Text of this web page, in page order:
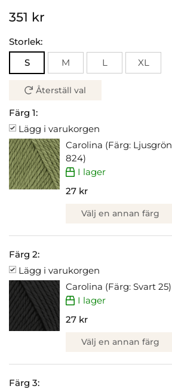
351 kr
Storlek:
S
M L XL
Återställ val
Färg 1:
Lägg i varukorgen
Carolina (Färg: Ljusgrön
824)
I lager
27 kr
Välj en annan färg
Färg 2:
Lägg i varukorgen
Carolina (Färg: Svart 25)
I lager
27 kr
Välj en annan färg
Färg 3: